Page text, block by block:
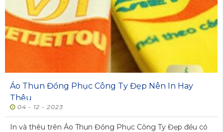
Áo Thun Đồng Phục Công Ty Đẹp Nên In Hay
Thêu
04 - 12 - 2023
In và thêu trên Áo Thun Đồng Phục Công Ty Đẹp đều có